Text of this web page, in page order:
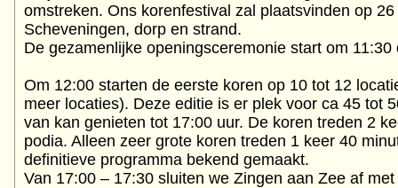
omstreken. Ons korenfestival zal plaatsvinden op
Scheveningen, dorp en strand.
De gezamenlijke openingsceremonie start om
Om 12:00 starten de eerste koren op 10 tot 12
meer locaties). Deze editie is er plek voor ca 45 tot
van kan genieten tot 17:00 uur. De koren treden 2
podia. Alleen zeer grote koren treden 1 keer 40
definitieve programma bekend gemaakt.
Van 17:00 – 17:30 sluiten we Zingen aan Zee af